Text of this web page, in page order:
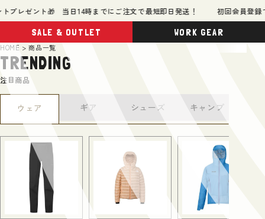
レゼント🎁 当日14時までにご注文で最短即日発送！ 初回会員登録で
WORK GEAR
HOME 商品一覧
TRENDING
注目商品
ウェア ギア シューズ キャンプ
SALE & OUTLET